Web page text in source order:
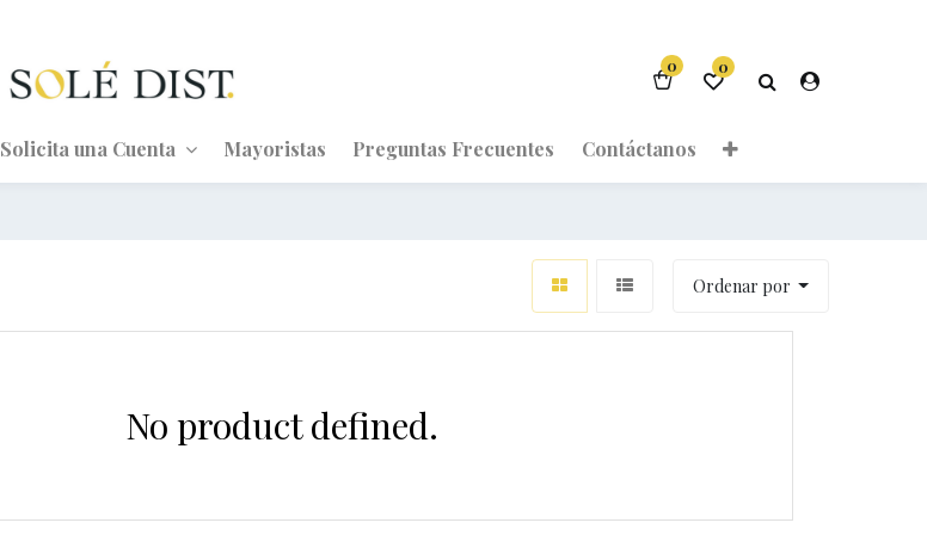
0 0
Solicita una Cuenta Mayoristas Preguntas Frecuentes Contáctanos
Ordenar por
No product defined.